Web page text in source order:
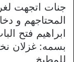
جنات اتجهت
المحتاجهم و
ابراهيم فتح
بسمه: غزلان
للمطبخ